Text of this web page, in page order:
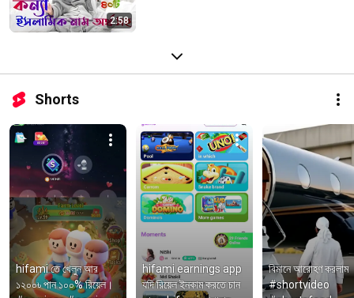
2:58
Shorts
hifami তে খেলুন আর
১২০০৳ পান ১০০% রিয়েল।
hifami earnings app
যদি রিয়েল ইনকাম করতে চান
বিমানে আরোহণ করলাম
#shortvideo